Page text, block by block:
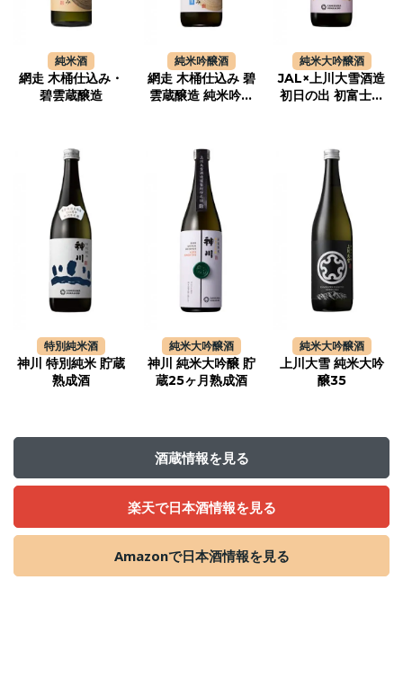
純米酒
網走 木桶仕込み・
碧雲蔵醸造
純米吟醸酒
網走 木桶仕込み 碧
雲蔵醸造 純米吟醸
純米大吟醸酒
JAL×上川大雪酒造
初日の出 初富士フ
特別純米酒
神川 特別純米 貯蔵
熟成酒
純米大吟醸酒
神川 純米大吟醸 貯
蔵25ヶ月熟成酒
純米大吟醸酒
上川大雪 純米大吟
醸35
酒蔵情報を見る
楽天で日本酒情報を見る
Amazonで日本酒情報を見る